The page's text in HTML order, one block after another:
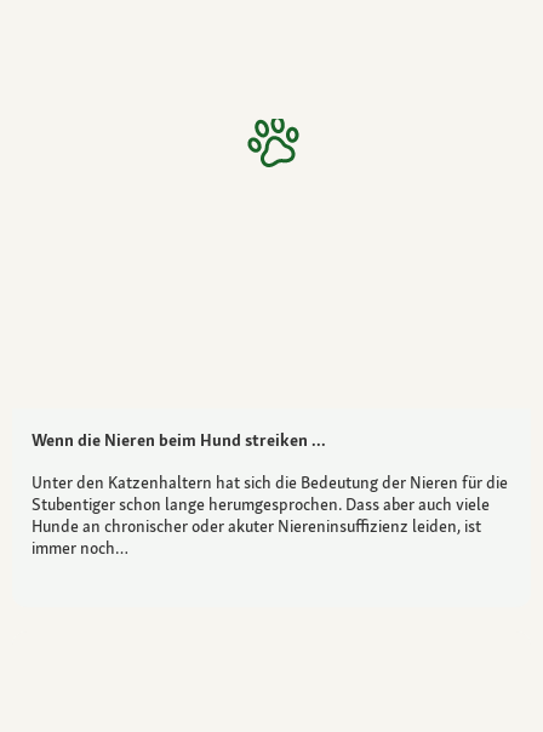
Wenn die Nieren beim Hund streiken ...
Unter den Katzenhaltern hat sich die Bedeutung der Nieren für die
Stubentiger schon lange herumgesprochen. Dass aber auch viele
Hunde an chronischer oder akuter Niereninsuffizienz leiden, ist
immer noch…